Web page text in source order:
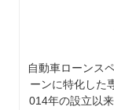
自動車ローンス
ーンに特化した
014年の設立以